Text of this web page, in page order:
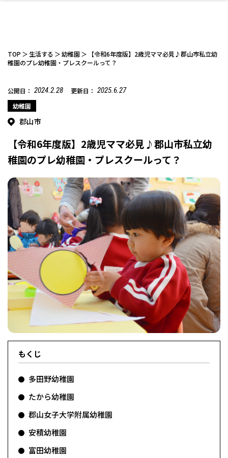
お酒 洋食 中華
和食 わんぱく 福島ローカルグル
メ
パン
ク
ランチ
デート・友達と ひとりで アウトドア
温泉 体験 名所
レジャー・スポー
ツ施設
美容アイテム エイジングケア メンズ
フィットネス・や
せたい
鍼灸・整体・リラ
クゼーション
まつ毛サロン
脱毛
科
その他
ファッション
スポーツ・アウト
ドア
ギフト・お土産 キッズ
インテリア 食品・酒 生活を彩るモノ
その他
保険 病院・クリニック ペット
趣味・スキルアッ
プ
保育園・こども園 子どもの習い事・
塾
幼稚園 教育 ライフイベント
その他
リフォーム・リノ
ベーション
自治体インフォ その他
TOP 生活する 幼稚園
【令和6年度版】2歳児ママ必見♪郡山市私立幼
稚園のプレ幼稚園・プレスクールって？
公開日： 2024.2.28 更新日： 2025.6.27
幼稚園
郡山市
【令和6年度版】2歳児ママ必見♪郡山市私立幼
稚園のプレ幼稚園・プレスクールって？
もくじ
多田野幼稚園
たから幼稚園
郡山女子大学附属幼稚園
安積幼稚園
富田幼稚園